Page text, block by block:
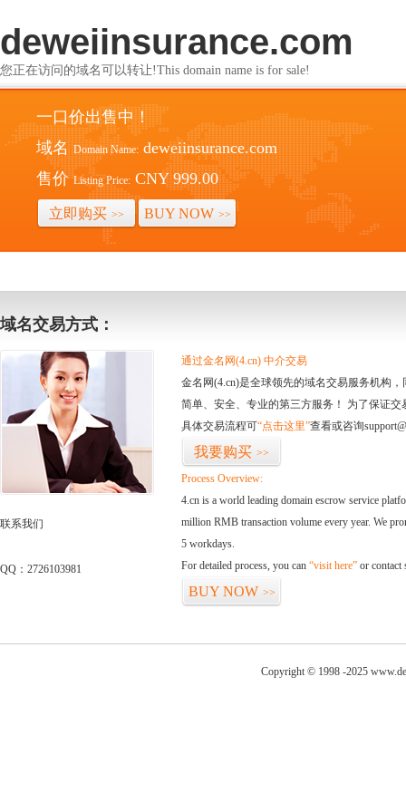
deweiinsurance.com
您正在访问的域名可以转让!This domain name is for sale!
一口价出售中！
域名 Domain Name: deweiinsurance.com
售价 Listing Price: CNY 999.00
立即购买 >> BUY NOW >>
域名交易方式：
联系我们
QQ：2726103981
通过金名网(4.cn) 中介交易
金名网(4.cn)是全球领先的域名交易服务机构
简单、安全、专业的第三方服务！ 为了保证
具体交易流程可“点击这里”查看或咨询
我要购买 >>
Process Overview:
4.cn is a world leading domain escrow service
million RMB transaction volume every year. We
5 workdays.
For detailed process, you can “visit here” or contact
BUY NOW >>
Copyright © 1998 -2025